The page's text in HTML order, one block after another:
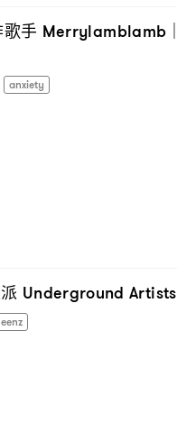
歌手 Merrylamblamb｜
anxiety
Underground Artists